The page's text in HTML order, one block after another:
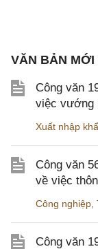
VĂN BẢN MỚI
Công văn
việc vướng
Xuất nhập
Công văn
về việc
Công nghiệp
Công văn